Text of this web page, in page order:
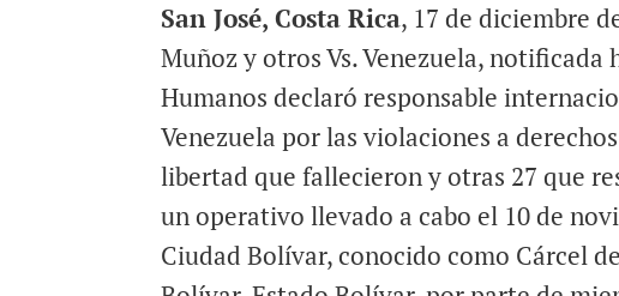
l
b
o
k
s
A
p
San José, Costa Rica, 17 de diciembre
Muñoz y otros Vs. Venezuela,
Humanos declaró responsable
Venezuela por las violaciones a
libertad que fallecieron y otras 27 que
un operativo llevado a cabo el 10 de
Ciudad Bolívar, conocido como Cárcel